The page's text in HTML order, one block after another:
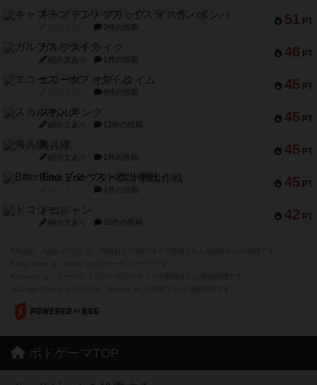
51 PT
キャプテン・フリップ：イスラ・ボンバ
2件の投稿
46 PT
ガルフストライク
紹介文あり 1件の投稿
45 PT
エコーズ・オブ・タイム
8件の投稿
45 PT
スカルキング
紹介文あり 12件の投稿
45 PT
海兵隊
紹介文あり 1件の投稿
45 PT
Bitter End ブタペスト救出作戦
1件の投稿
42 PT
ドコジャン
紹介文あり 10件の投稿
ボドゲーマTOP